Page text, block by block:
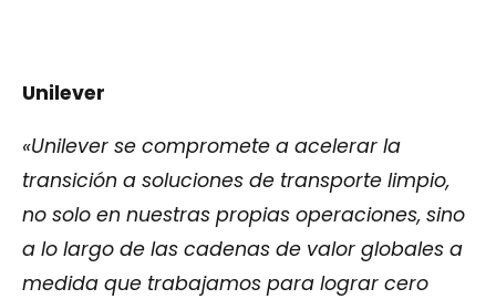
Unilever
«Unilever se compromete a acelerar la
transición a soluciones de transporte limpio,
no solo en nuestras propias operaciones, sino
a lo largo de las cadenas de valor globales a
medida que trabajamos para lograr cero